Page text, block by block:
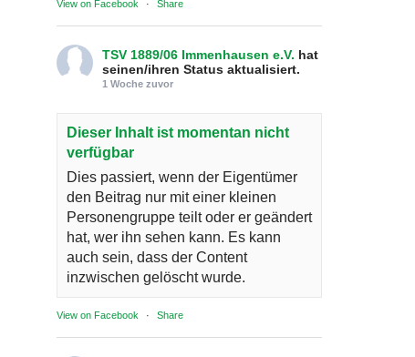
View on Facebook · Share
TSV 1889/06 Immenhausen e.V. hat
seinen/ihren Status aktualisiert.
1 Woche zuvor
Dieser Inhalt ist momentan nicht
verfügbar
Dies passiert, wenn der Eigentümer
den Beitrag nur mit einer kleinen
Personengruppe teilt oder er geändert
hat, wer ihn sehen kann. Es kann
auch sein, dass der Content
inzwischen gelöscht wurde.
View on Facebook · Share